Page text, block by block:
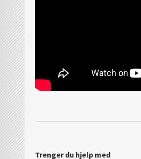
Trenger du hjelp med